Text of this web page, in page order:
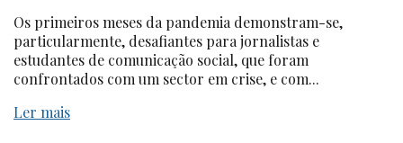
Os primeiros meses da pandemia demonstram-se,
particularmente, desafiantes para jornalistas e
estudantes de comunicação social, que foram
confrontados com um sector em crise, e com...
Ler mais